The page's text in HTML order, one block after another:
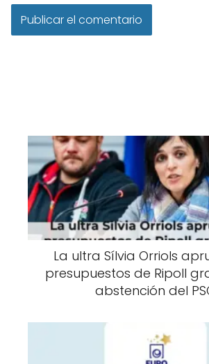
La ultra Sílvia Orriols
presupuestos de Ripoll
abstención del